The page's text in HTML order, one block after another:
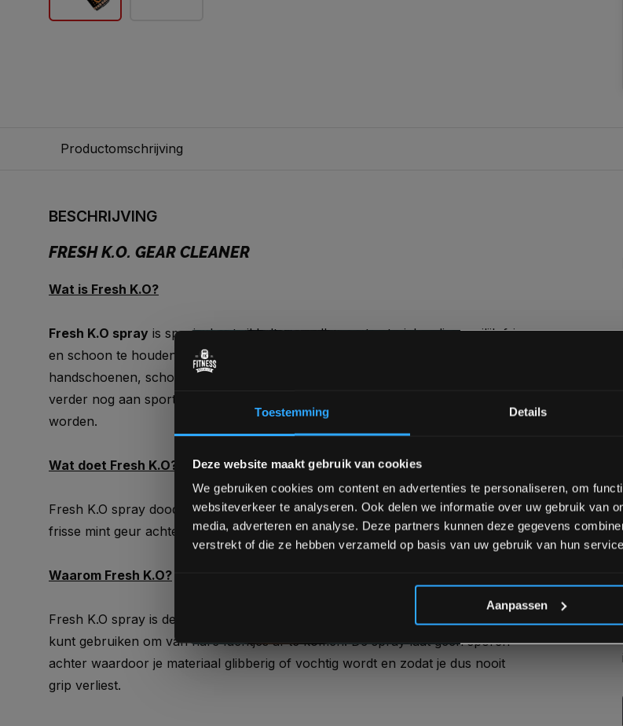
Toestemming Details
Deze website maakt gebruik van cookies
We gebruiken cookies om content en advertenties te personaliseren, om
websiteverkeer te analyseren. Ook delen we informatie over uw gebruik van
media, adverteren en analyse. Deze partners kunnen deze gegevens
verstrekt of die ze hebben verzameld op basis van uw gebruik van hun
Aanpassen
Productomschrijving
BESCHRIJVING
FRESH K.O. GEAR CLEANER
Wat is Fresh K.O?
Fresh K.O spray is speciaal ontwikkelt voor alle sportmaterialen die moeilijk fris
en schoon te houden zijn. Het kan gebruikt worden voor onder andere:
handschoenen, schoenen, skates, braces, beschermmaterialen en alles wat je
verder nog aan sportmateriaal gebruikt wat fris en schoongehouden moet
worden.
Wat doet Fresh K.O?
Fresh K.O spray dood bacteriën, haalt nare luchtjes weg en laat een heerlijke,
frisse mint geur achter.
Waarom Fresh K.O?
Fresh K.O spray is de enige unieke spray die je zowel voor als na het sporten
kunt gebruiken om van nare luchtjes af te komen. De spray laat geen sporen
achter waardoor je materiaal glibberig of vochtig wordt en zodat je dus nooit
grip verliest.
Bam! 5%